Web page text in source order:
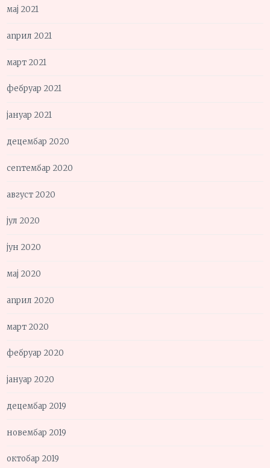
мај 2021
април 2021
март 2021
фебруар 2021
јануар 2021
децембар 2020
септембар 2020
август 2020
јул 2020
јун 2020
мај 2020
април 2020
март 2020
фебруар 2020
јануар 2020
децембар 2019
новембар 2019
октобар 2019